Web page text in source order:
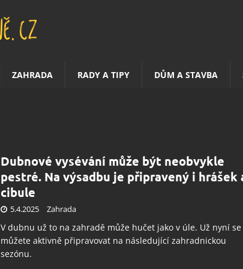
ZAHRADA RADY A TIPY DŮM A STAVBA
Dubnové vysévání může být neobvykle
pestré. Na výsadbu je připravený i hrášek
cibule
5.4.2025 Zahrada
V dubnu už to na zahradě může hučet jako v úle. Už nyní se
můžete aktivně připravovat na následující zahradnickou
sezónu.